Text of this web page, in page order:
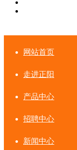
网站首页
走进正阳
产品中心
招聘中心
新闻中心